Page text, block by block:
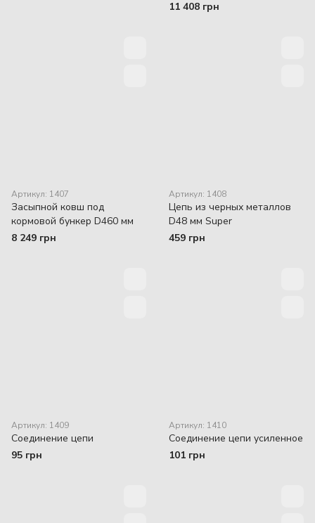
11 408 грн
Артикул: 1407
Засыпной ковш под
кормовой бункер D460 мм
8 249 грн
Артикул: 1408
Цепь из черных металлов
D48 мм Super
459 грн
Артикул: 1409
Соединение цепи
95 грн
Артикул: 1410
Соединение цепи усиленное
101 грн